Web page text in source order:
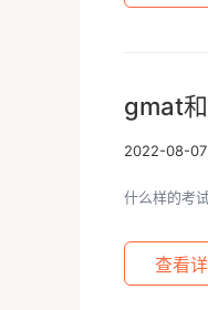
gmat
2022-08-07
什么样的考
查看